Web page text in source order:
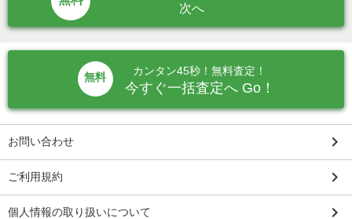
次へ
無料
カンタン45秒！無料査定！
今すぐ一括査定へ Go！
お問い合わせ keyboard_arrow_right
ご利用規約 keyboard_arrow_right
個人情報の取り扱いについて keyboard_arrow_right